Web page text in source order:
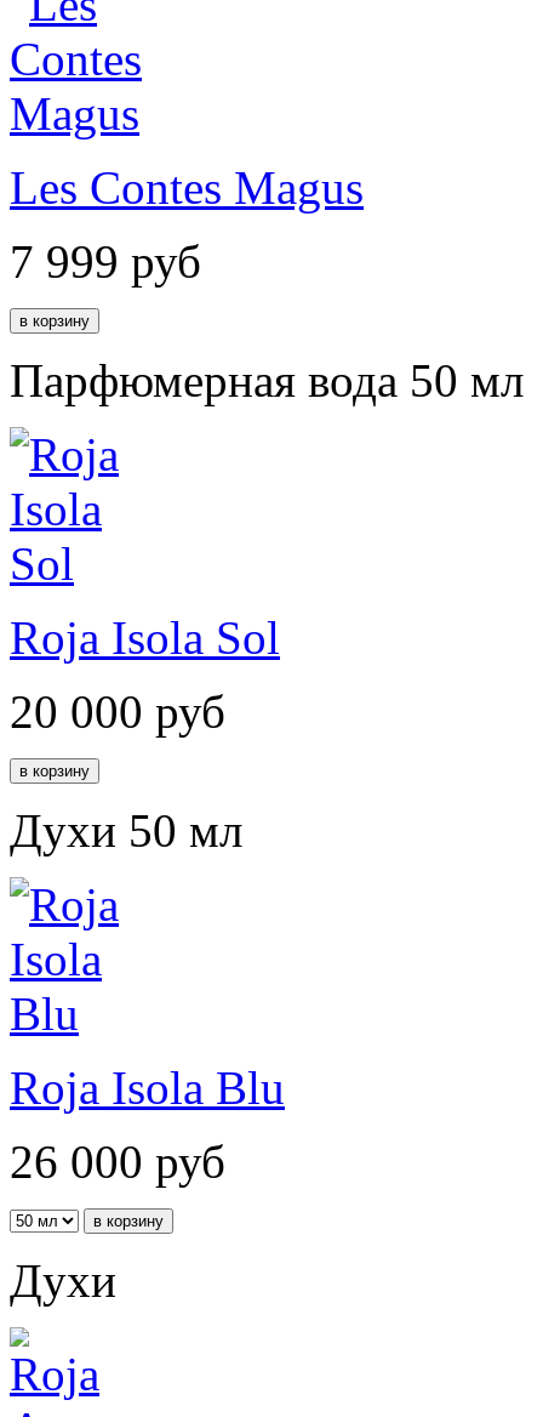
Les Contes Magus
7 999 руб
Парфюмерная вода 50 мл
Roja Isola Sol
20 000 руб
Духи 50 мл
Roja Isola Blu
26 000 руб
Духи